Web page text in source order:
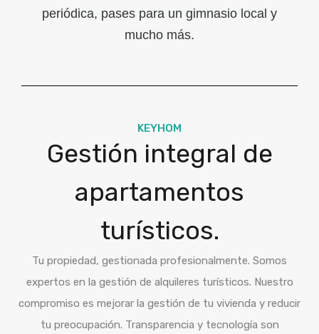
periódica, pases para un gimnasio local y
mucho más.
KEYHOM
Gestión integral de
apartamentos
turísticos.
Tu propiedad, gestionada profesionalmente. Somos
expertos en la gestión de alquileres turísticos. Nuestro
compromiso es mejorar la gestión de tu vivienda y reducir
tu preocupación. Transparencia y tecnología son